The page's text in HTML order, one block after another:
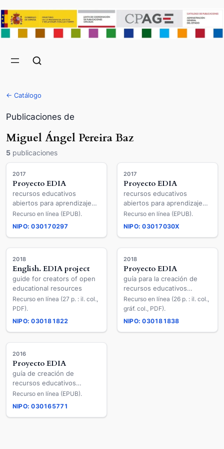
← Catálogo
Publicaciones de
Miguel Ángel Pereira Baz
5 publicaciones
2017
Proyecto EDIA
recursos educativos
abiertos para aprendizaje
por proyectos en Historia
Recurso en línea (EPUB).
NIPO: 030170297
2017
Proyecto EDIA
recursos educativos
abiertos para aprendizaje
por proyectos en Historia
Recurso en línea (EPUB).
NIPO: 03017030X
2018
English. EDIA project
guide for creators of open
educational resources
Recurso en línea (27 p. : il. col.,
PDF).
NIPO: 030181822
2018
Proyecto EDIA
guía para la creación de
recursos educativos
abiertos
Recurso en línea (26 p. : il. col.,
gráf. col., PDF).
NIPO: 030181838
2016
Proyecto EDIA
guía de creación de
recursos educativos
abiertos
Recurso en línea (EPUB).
NIPO: 030165771